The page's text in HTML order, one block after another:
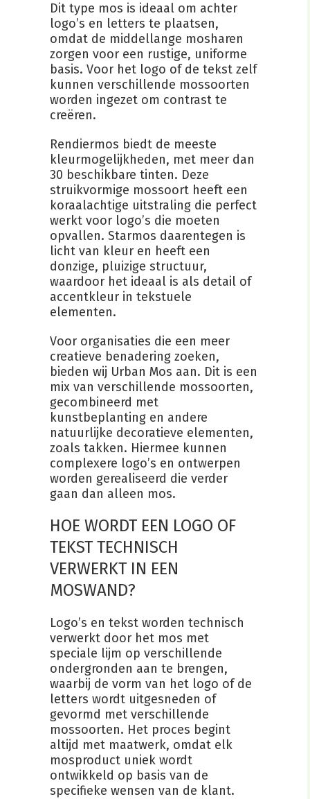
Dit type mos is ideaal om achter
logo’s en letters te plaatsen,
omdat de middellange mosharen
zorgen voor een rustige, uniforme
basis. Voor het logo of de tekst zelf
kunnen verschillende mossoorten
worden ingezet om contrast te
creëren.
Rendiermos biedt de meeste
kleurmogelijkheden, met meer dan
30 beschikbare tinten. Deze
struikvormige mossoort heeft een
koraalachtige uitstraling die perfect
werkt voor logo’s die moeten
opvallen. Starmos daarentegen is
licht van kleur en heeft een
donzige, pluizige structuur,
waardoor het ideaal is als detail of
accentkleur in tekstuele
elementen.
Voor organisaties die een meer
creatieve benadering zoeken,
bieden wij Urban Mos aan. Dit is een
mix van verschillende mossoorten,
gecombineerd met
kunstbeplanting en andere
natuurlijke decoratieve elementen,
zoals takken. Hiermee kunnen
complexere logo’s en ontwerpen
worden gerealiseerd die verder
gaan dan alleen mos.
HOE WORDT EEN LOGO OF
TEKST TECHNISCH
VERWERKT IN EEN
MOSWAND?
Logo’s en tekst worden technisch
verwerkt door het mos met
speciale lijm op verschillende
ondergronden aan te brengen,
waarbij de vorm van het logo of de
letters wordt uitgesneden of
gevormd met verschillende
mossoorten. Het proces begint
altijd met maatwerk, omdat elk
mosproduct uniek wordt
ontwikkeld op basis van de
specifieke wensen van de klant.